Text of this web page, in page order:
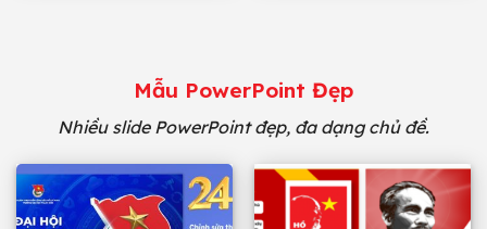
Mẫu PowerPoint Đẹp
Nhiều slide PowerPoint đẹp, đa dạng chủ đề.